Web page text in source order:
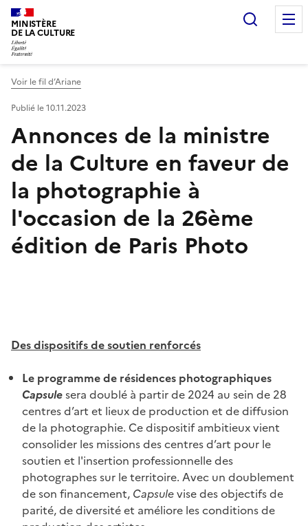
MINISTÈRE
DE LA CULTURE
Voir le fil d’Ariane
Annonces de la ministre
de la Culture en faveur de
la photographie à
l'occasion de la 26ème
édition de Paris Photo
Publié le 10.11.2023
Des dispositifs de soutien renforcés
Le programme de résidences photographiques
Capsulesera doublé à partir de 2024 au sein de 28
centres d’art et lieux de production et de diffusion
de la photographie. Ce dispositif ambitieux vient
consolider les missions des centres d’art pour le
soutien et l'insertion professionnelle des
photographes sur le territoire. Avec un doublement
de son financement, Capsulevise des objectifs de
parité, de diversité et améliore les conditions de